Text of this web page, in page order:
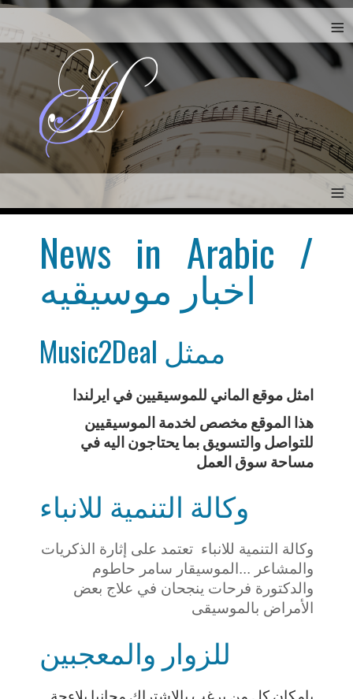
≡
≡
News in Arabic /
اخبار موسيقيه
Music2Deal ممثل
امثل موقع الماني للموسيقيين في ايرلندا
هذا الموقع مخصص لخدمة الموسيقيين
للتواصل والتسويق بما يحتاجون اليه في
مساحة سوق العمل
وكالة التنمية للانباء
وكالة التنمية للانباء تعتمد على إثارة الذكريات
والمشاعر ...الموسيقار سامر حاطوم
والدكتورة فرحات ينجحان في علاج بعض
الأمراض بالموسيقى
للزوار والمعجبين